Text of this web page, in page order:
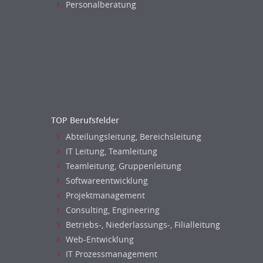
Notar-, Justizfachangestellter,
Anwaltsfachgehilfe
Notariat
Richter, Justizbeamte
Analyst
Anlageberatung, Vermögensberatung
Asset-/Fonds-Management
Versicherungen Compliance, Sicherheit
Versicherungen
Personalberatung
TOP Berufsfelder
Abteilungsleitung, Bereichsleitung
IT Leitung, Teamleitung
Teamleitung, Gruppenleitung
Softwareentwicklung
Projektmanagement
Consulting, Engineering
Betriebs-, Niederlassungs-, Filialleitung
Web-Entwicklung
IT Prozessmanagement